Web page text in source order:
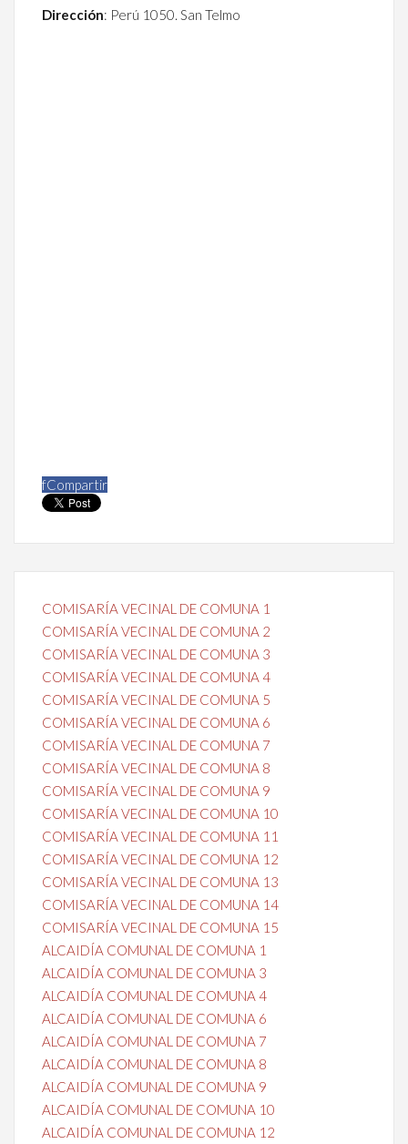
Dirección: Perú 1050. San Telmo
fCompartir
COMISARÍA VECINAL DE COMUNA 1
COMISARÍA VECINAL DE COMUNA 2
COMISARÍA VECINAL DE COMUNA 3
COMISARÍA VECINAL DE COMUNA 4
COMISARÍA VECINAL DE COMUNA 5
COMISARÍA VECINAL DE COMUNA 6
COMISARÍA VECINAL DE COMUNA 7
COMISARÍA VECINAL DE COMUNA 8
COMISARÍA VECINAL DE COMUNA 9
COMISARÍA VECINAL DE COMUNA 10
COMISARÍA VECINAL DE COMUNA 11
COMISARÍA VECINAL DE COMUNA 12
COMISARÍA VECINAL DE COMUNA 13
COMISARÍA VECINAL DE COMUNA 14
COMISARÍA VECINAL DE COMUNA 15
ALCAIDÍA COMUNAL DE COMUNA 1
ALCAIDÍA COMUNAL DE COMUNA 3
ALCAIDÍA COMUNAL DE COMUNA 4
ALCAIDÍA COMUNAL DE COMUNA 6
ALCAIDÍA COMUNAL DE COMUNA 7
ALCAIDÍA COMUNAL DE COMUNA 8
ALCAIDÍA COMUNAL DE COMUNA 9
ALCAIDÍA COMUNAL DE COMUNA 10
ALCAIDÍA COMUNAL DE COMUNA 12